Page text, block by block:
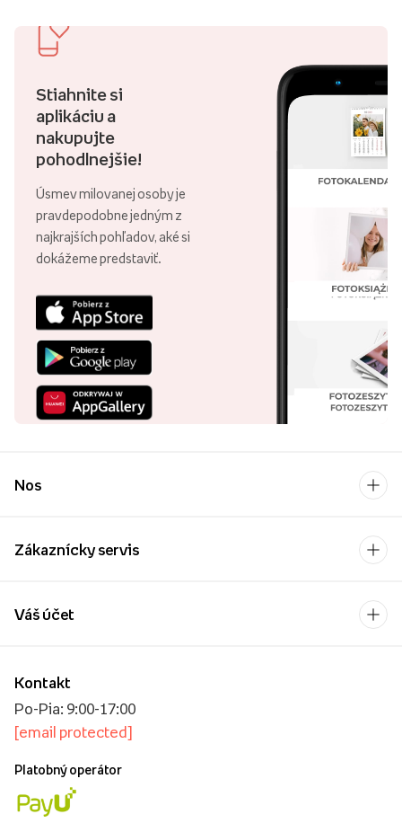
Stiahnite si
aplikáciu a
nakupujte
pohodlnejšie!
Úsmev milovanej osoby je
pravdepodobne jedným z
najkrajších pohľadov, aké si
dokážeme predstaviť.
Nos
Zákaznícky servis
Kontakt
Po-Pia: 9:00-17:00
[email protected]
Platobný operátor
Váš účet